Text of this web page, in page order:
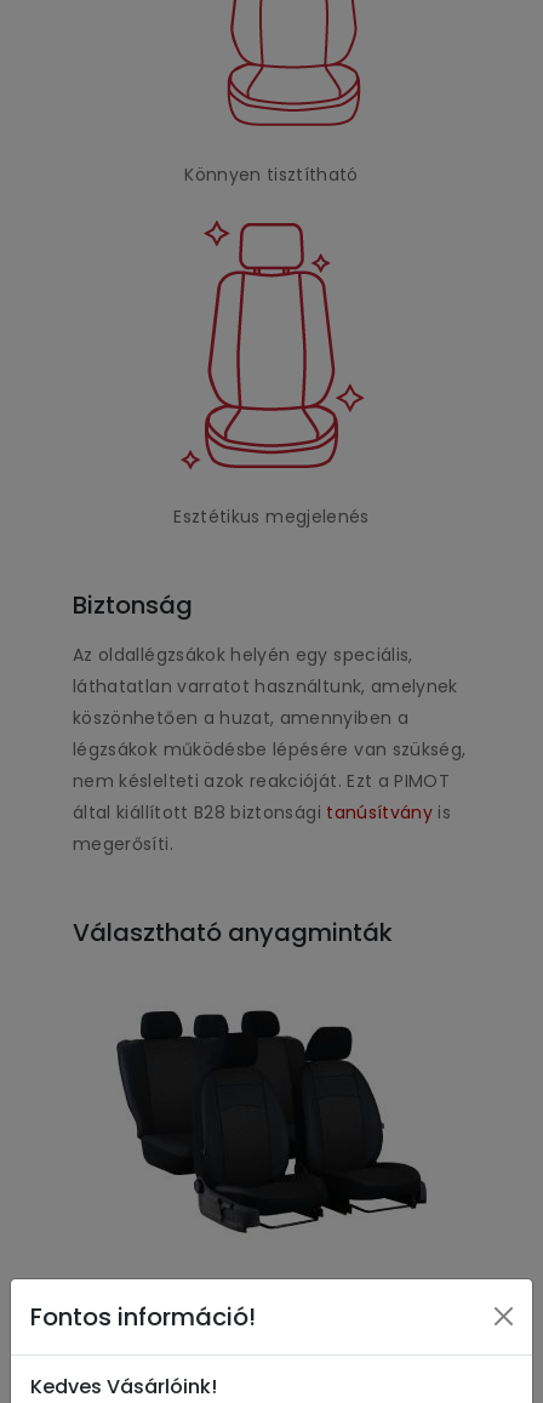
Könnyen tisztítható
Esztétikus megjelenés
Biztonság
Az oldallégzsákok helyén egy speciális,
láthatatlan varratot használtunk, amelynek
köszönhetően a huzat, amennyiben a
légzsákok működésbe lépésére van szükség,
nem késlelteti azok reakcióját. Ezt a PIMOT
által kiállított B28 biztonsági tanúsítvány is
megerősíti.
Választható anyagminták
Fontos információ!
Kedves Vásárlóink!